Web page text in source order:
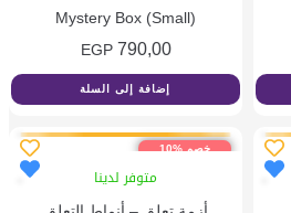
Mystery Box (Small)
790,00
EGP
إضافة إلى السلة
خصم %10
متوفر لدينا